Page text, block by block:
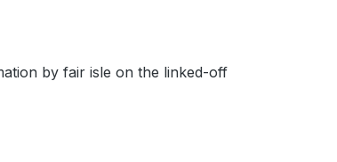
by fair isle on the linked-off